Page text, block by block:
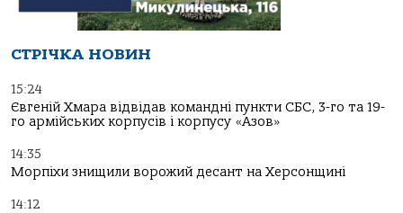
СТРІЧКА НОВИН
15:24
Євгеній Хмара відвідав командні пункти СБС, 3-го та 19-
го армійських корпусів і корпусу «Азов»
14:35
Морпіхи знищили ворожий десант на Херсонщині
14:12